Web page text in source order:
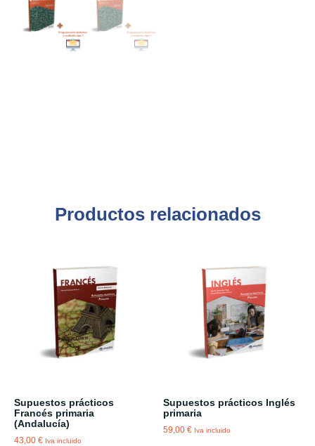
Productos relacionados
Supuestos prácticos
Francés primaria
(Andalucía)
43,00 € Iva incluido
Supuestos prácticos Inglés
primaria
59,00€ Iva incluido